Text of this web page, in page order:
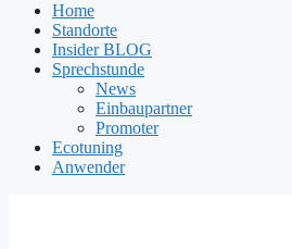
Home
Standorte
Insider BLOG
Sprechstunde
News
Einbaupartner
Promoter
Ecotuning
Anwender